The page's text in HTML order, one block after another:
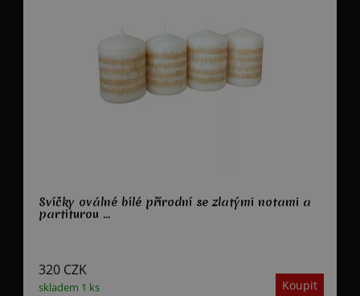
Svíčky oválné bílé přírodní se zlatými notami a
partiturou ...
skladem 1 ks
320 CZK